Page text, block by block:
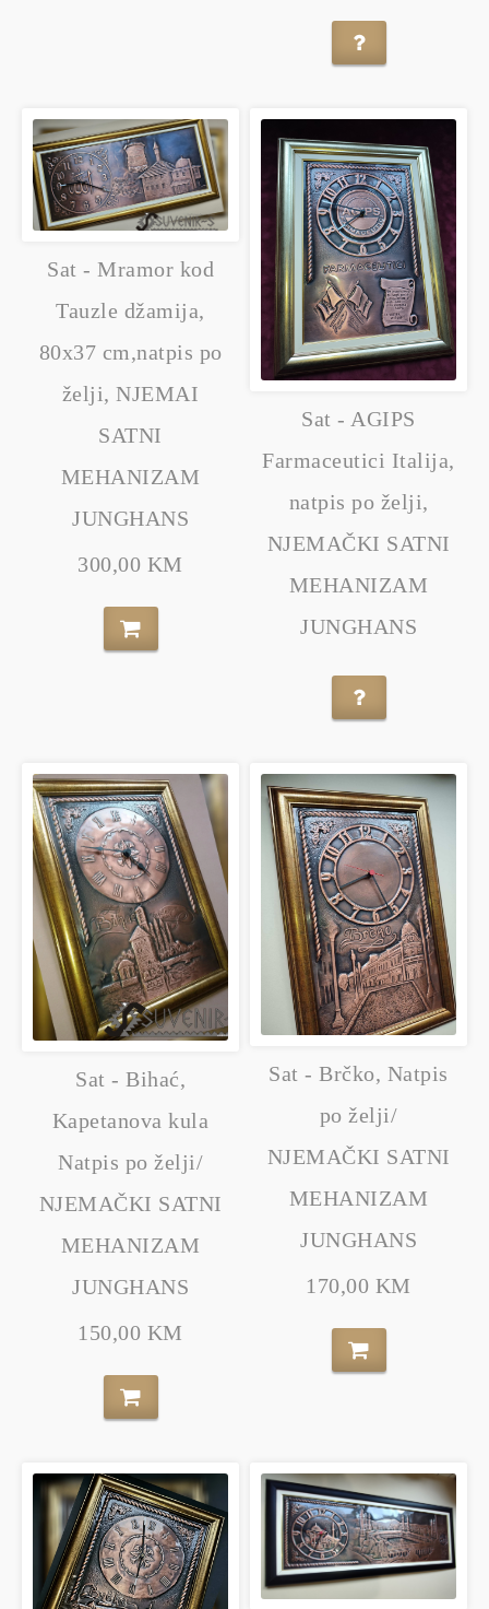
Sat - Mramor kod
Tauzle džamija,
80x37 cm,natpis po
želji, NJEMAI
SATNI
MEHANIZAM
JUNGHANS
300,00 KM
Sat - AGIPS
Farmaceutici Italija,
natpis po želji,
NJEMAČKI SATNI
MEHANIZAM
JUNGHANS
Sat - Bihać,
Kapetanova kula
Natpis po želji/
NJEMAČKI SATNI
MEHANIZAM
JUNGHANS
150,00 KM
Sat - Brčko, Natpis
po želji/
NJEMAČKI SATNI
MEHANIZAM
JUNGHANS
170,00 KM